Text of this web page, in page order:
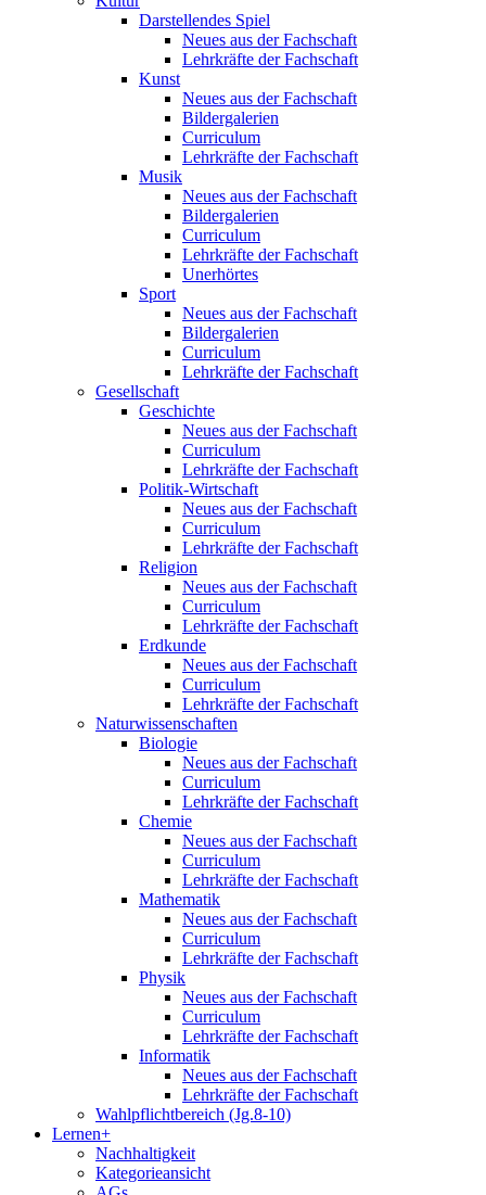
Darstellendes Spiel
Neues aus der Fachschaft
Lehrkräfte der Fachschaft
Kunst
Neues aus der Fachschaft
Bildergalerien
Curriculum
Lehrkräfte der Fachschaft
Musik
Neues aus der Fachschaft
Bildergalerien
Curriculum
Lehrkräfte der Fachschaft
Unerhörtes
Sport
Neues aus der Fachschaft
Bildergalerien
Curriculum
Lehrkräfte der Fachschaft
Gesellschaft
Geschichte
Neues aus der Fachschaft
Curriculum
Lehrkräfte der Fachschaft
Politik-Wirtschaft
Neues aus der Fachschaft
Curriculum
Lehrkräfte der Fachschaft
Religion
Neues aus der Fachschaft
Curriculum
Lehrkräfte der Fachschaft
Erdkunde
Neues aus der Fachschaft
Curriculum
Lehrkräfte der Fachschaft
Naturwissenschaften
Biologie
Neues aus der Fachschaft
Curriculum
Lehrkräfte der Fachschaft
Chemie
Neues aus der Fachschaft
Curriculum
Lehrkräfte der Fachschaft
Mathematik
Neues aus der Fachschaft
Curriculum
Lehrkräfte der Fachschaft
Physik
Neues aus der Fachschaft
Curriculum
Lehrkräfte der Fachschaft
Informatik
Neues aus der Fachschaft
Lehrkräfte der Fachschaft
Wahlpflichtbereich (Jg.8-10)
Lernen+
Nachhaltigkeit
Kategorieansicht